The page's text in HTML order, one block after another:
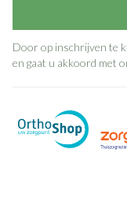
Door op inschrijven te
en gaat u akkoord met